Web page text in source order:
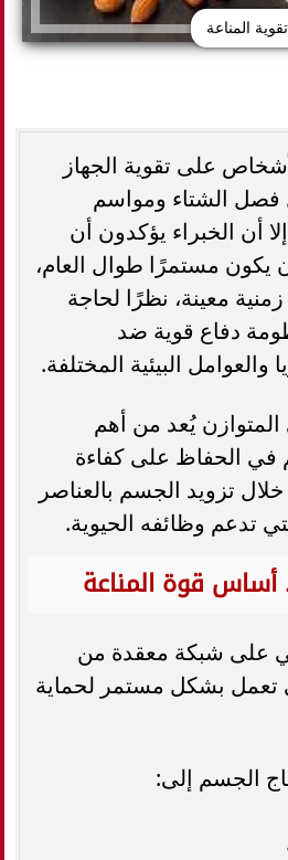
تقوية المناعة
على تقوية الجهاز
فصل الشتاء ومواسم
أن الخبراء يؤكدون أن
يكون مستمرًا طوال العام،
معينة، نظرًا لحاجة
دفاع قوية ضد
والعوامل البيئية المختلفة.
المتوازن يُعد من أهم
في الحفاظ على كفاءة
تزويد الجسم بالعناصر
تدعم وظائفه الحيوية.
أساس قوة المناعة
على شبكة معقدة من
تعمل بشكل مستمر لحماية
الجسم إلى: